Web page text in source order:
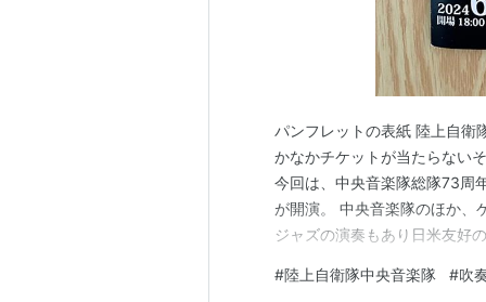
パンフレットの表紙 陸上自衛
かなかチケットが当たらない
今回は、中央音楽隊総隊73周
が開演。 中央音楽隊のほか、
ジャズの演奏もあり日米友好
（つぐみ） 真衣さんの歌声
#陸上自衛隊中央音楽隊 #吹